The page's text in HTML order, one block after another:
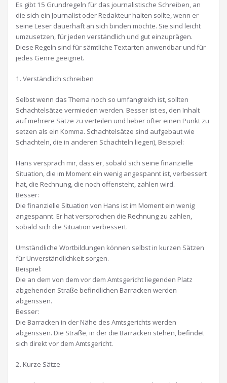
Es gibt 15 Grundregeln für das journalistische Schreiben, an
die sich ein Journalist oder Redakteur halten sollte, wenn er
seine Leser dauerhaft an sich binden möchte. Sie sind leicht
umzusetzen, für jeden verständlich und gut einzuprägen.
Diese Regeln sind für sämtliche Textarten anwendbar und für
jedes Genre geeignet.
1. Verständlich schreiben
Selbst wenn das Thema noch so umfangreich ist, sollten
Schachtelsätze vermieden werden. Besser ist es, den Inhalt
auf mehrere Sätze zu verteilen und lieber öfter einen Punkt zu
setzen als ein Komma. Schachtelsätze sind aufgebaut wie
Schachteln, die in anderen Schachteln liegen), Beispiel:
Hans versprach mir, dass er, sobald sich seine finanzielle
Situation, die im Moment ein wenig angespannt ist, verbessert
hat, die Rechnung, die noch offensteht, zahlen wird.
Besser:
Die finanzielle Situation von Hans ist im Moment ein wenig
angespannt. Er hat versprochen die Rechnung zu zahlen,
sobald sich die Situation verbessert.
Umständliche Wortbildungen können selbst in kurzen Sätzen
für Unverständlichkeit sorgen.
Beispiel:
Die an dem von dem vor dem Amtsgericht liegenden Platz
abgehenden Straße befindlichen Barracken werden
abgerissen.
Besser:
Die Barracken in der Nähe des Amtsgerichts werden
abgerissen. Die Straße, in der die Barracken stehen, befindet
sich direkt vor dem Amtsgericht.
2. Kurze Sätze